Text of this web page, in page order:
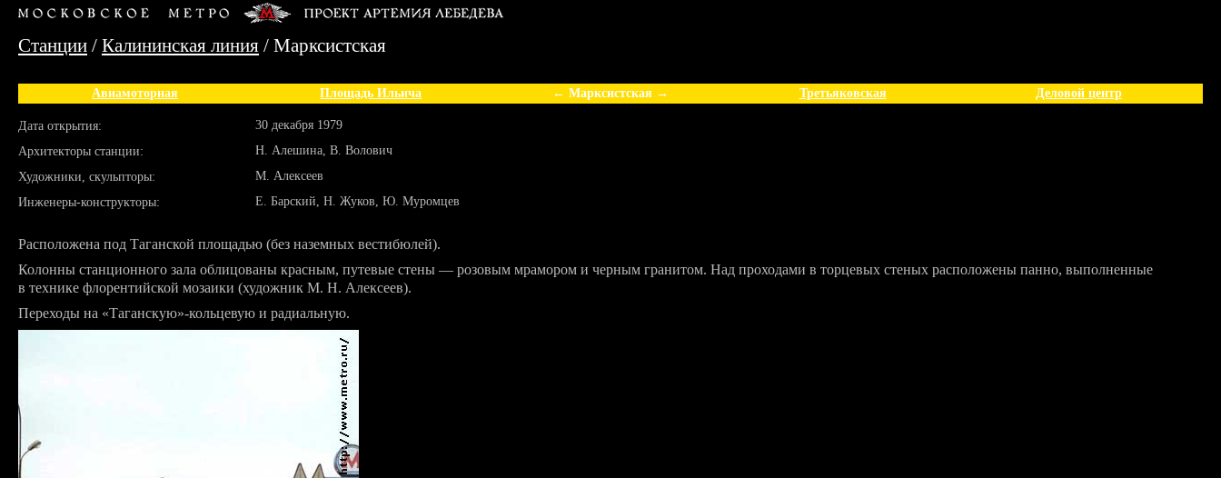
Станции / Калининская линия / Марксистская
Авиамоторная Площадь Ильича ← Марксистская → Третьяковская Деловой центр
Дата открытия:
30 декабря 1979
Архитекторы станции:
Н. Алешина, В. Волович
Художники, скульпторы:
М. Алексеев
Инженеры-конструкторы:
Е. Барский, Н. Жуков, Ю. Муромцев
Расположена под Таганской площадью (без наземных вестибюлей).
Колонны станционного зала облицованы красным, путевые стены — розовым мрамором и черным гранитом. Над проходами в торцевых стеных расположены панно, выполненные
в технике флорентийской мозаики (художник М. Н. Алексеев).
Переходы на «Таганскую»-кольцевую и радиальную.